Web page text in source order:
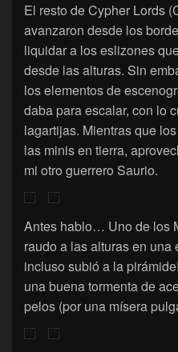
El resto de Cypher Lords
avanzaron desde los
liquidar a los eslizones
desde las alturas. Sin
los elementos de
daba para escalar, con lo
lagartijas. Mientras que
las minis en tierra,
mi otro guerrero Saurio.
Antes hablo… Uno de los
raudo a las alturas en una
incluso subió a la
una buena tormenta de
pelos (por una mísera